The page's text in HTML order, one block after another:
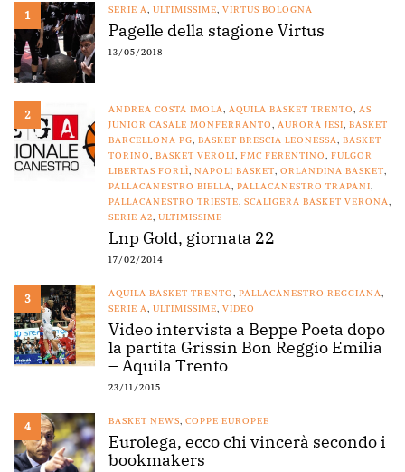
1 SERIE A, ULTIMISSIME, VIRTUS BOLOGNA
Pagelle della stagione Virtus
13/05/2018
2 ANDREA COSTA IMOLA, AQUILA BASKET TRENTO, AS
JUNIOR CASALE MONFERRANTO, AURORA JESI, BASKET
BARCELLONA PG, BASKET BRESCIA LEONESSA, BASKET
TORINO, BASKET VEROLI, FMC FERENTINO, FULGOR
LIBERTAS FORLÌ, NAPOLI BASKET, ORLANDINA BASKET,
PALLACANESTRO BIELLA, PALLACANESTRO TRAPANI,
PALLACANESTRO TRIESTE, SCALIGERA BASKET VERONA,
SERIE A2, ULTIMISSIME
Lnp Gold, giornata 22
17/02/2014
3 AQUILA BASKET TRENTO, PALLACANESTRO REGGIANA,
SERIE A, ULTIMISSIME, VIDEO
Video intervista a Beppe Poeta dopo
la partita Grissin Bon Reggio Emilia
– Aquila Trento
23/11/2015
4 BASKET NEWS, COPPE EUROPEE
Eurolega, ecco chi vincerà secondo i
bookmakers